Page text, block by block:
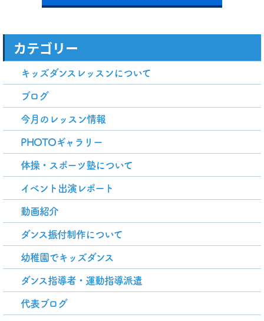
カテゴリー
キッズダンスレッスンについて
ブログ
今月のレッスン情報
PHOTOギャラリー
体操・スポーツ塾について
イベント出演レポート
動画紹介
ダンス振付制作について
幼稚園でキッズダンス
ダンス指導者・運動指導派遣
代表ブログ